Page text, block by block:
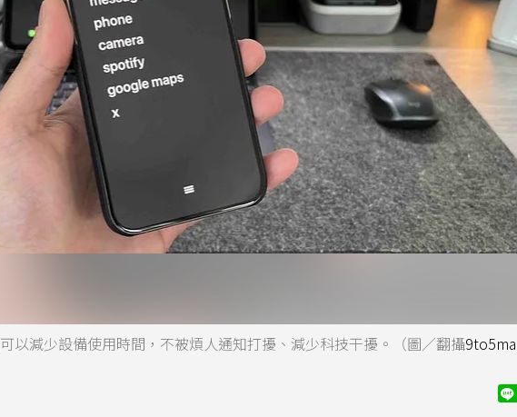
以減少設備使用時間，不被煩人通知打擾、減少科技干擾。（圖／翻攝